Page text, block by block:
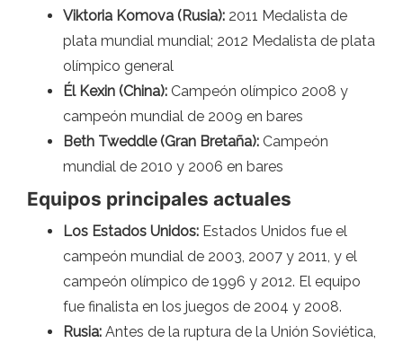
Viktoria Komova (Rusia): 2011 Medalista de
plata mundial mundial; 2012 Medalista de plata
olímpico general
Él Kexin (China): Campeón olímpico 2008 y
campeón mundial de 2009 en bares
Beth Tweddle (Gran Bretaña): Campeón
mundial de 2010 y 2006 en bares
Equipos principales actuales
Los Estados Unidos: Estados Unidos fue el
campeón mundial de 2003, 2007 y 2011, y el
campeón olímpico de 1996 y 2012. El equipo
fue finalista en los juegos de 2004 y 2008.
Rusia: Antes de la ruptura de la Unión Soviética,